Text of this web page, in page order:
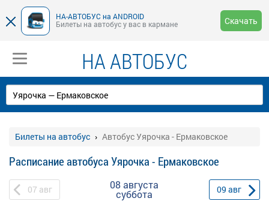
НА-АВТОБУС на ANDROID
Билеты на автобус у вас в кармане
Скачать
НА АВТОБУС
Билеты на автобус Автобус Уярочка - Ермаковское
Расписание автобуса Уярочка - Ермаковское
07 авг 08 августа
суббота 09 авг